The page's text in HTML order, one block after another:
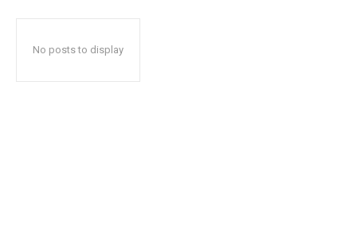
No posts to display